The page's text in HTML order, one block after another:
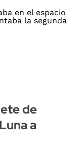
de
a